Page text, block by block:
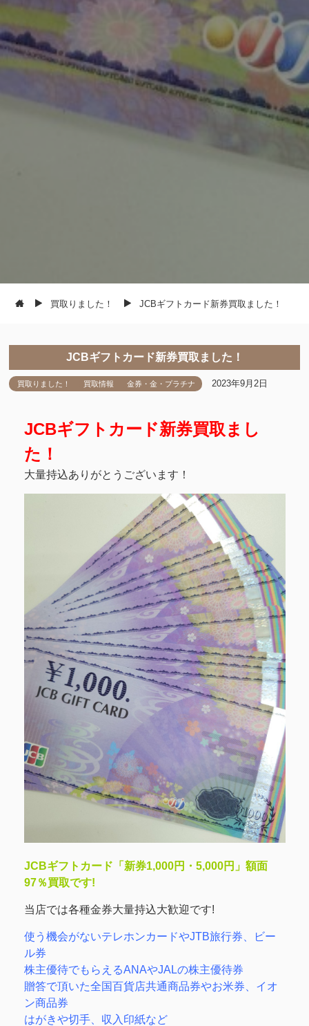
買取りました！ JCBギフトカード新券買取ました！
JCBギフトカード新券買取ました！
買取りました！ 買取情報 金券・金・プラチナ 2023年9月2日
JCBギフトカード新券買取まし
た！
大量持込ありがとうございます！
JCBギフトカード「新券1,000円・5,000円」額面
97％買取です!
当店では各種金券大量持込大歓迎です!
使う機会がないテレホンカードやJTB旅行券、ビー
ル券
株主優待でもらえるANAやJALの株主優待券
贈答で頂いた全国百貨店共通商品券やお米券、イオ
ン商品券
はがきや切手、収入印紙など